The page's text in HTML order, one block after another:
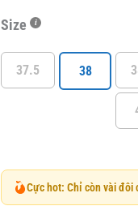
Size
37.5 38
Cực hot: Chỉ còn vài đôi